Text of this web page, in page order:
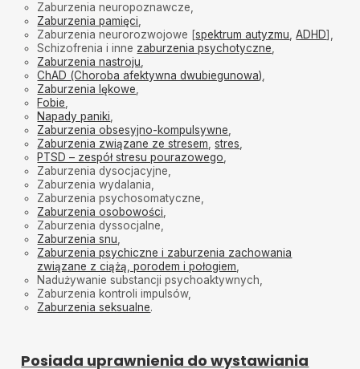
Ib•2025-02-25
Bardzo polecam Pania Doktor , rzeczowa ,
empatyczna , bardzo mila
Weronika•2025-02-06
Bardzo sympatyczna i kompetentna Pani Doktor
N.W•2024-11-27
Polecam
Aleksandra Mirosław•2024-11-20
Bardzo sympatyczna, rzeczowa Pani dr. Polecam
Zaburzenia neuropoznawcze,
Zaburzenia pamięci,
Zaburzenia neurorozwojowe [spektrum autyzmu,ADHD],
Schizofrenia i inne zaburzenia psychotyczne,
Zaburzenia nastroju,
ChAD (Choroba afektywna dwubiegunowa),
Zaburzenia lękowe,
Fobie,
Napady paniki,
Zaburzenia obsesyjno-kompulsywne,
Zaburzenia związane ze stresem,stres,
PTSD – zespół stresu pourazowego,
Zaburzenia dysocjacyjne,
Zaburzenia wydalania,
Zaburzenia psychosomatyczne,
Zaburzenia osobowości,
Zaburzenia dyssocjalne,
Zaburzenia snu,
Zaburzenia psychiczne i zaburzenia zachowania
związane z ciążą, porodem i połogiem,
Nadużywanie substancji psychoaktywnych,
Zaburzenia kontroli impulsów,
Zaburzenia seksualne.
Posiada uprawnienia do wystawiania